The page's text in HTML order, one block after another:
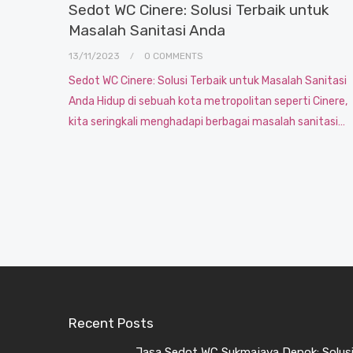
Sedot WC Cinere: Solusi Terbaik untuk
Masalah Sanitasi Anda
13/11/2023 0 COMMENTS
Sedot WC Cinere: Solusi Terbaik untuk Masalah Sanitasi
Anda Hidup di sebuah kota metropolitan seperti Cinere,
kita seringkali menghadapi berbagai masalah sanitasi…
Recent Posts